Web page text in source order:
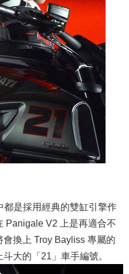
都是採用經典的雙缸引擎作
Panigale V2 上是再適合不
換上 Troy Bayliss 專屬的
大的「21」車手編號。